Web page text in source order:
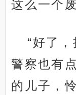
这么一个
“好了
警察也有
的儿子，